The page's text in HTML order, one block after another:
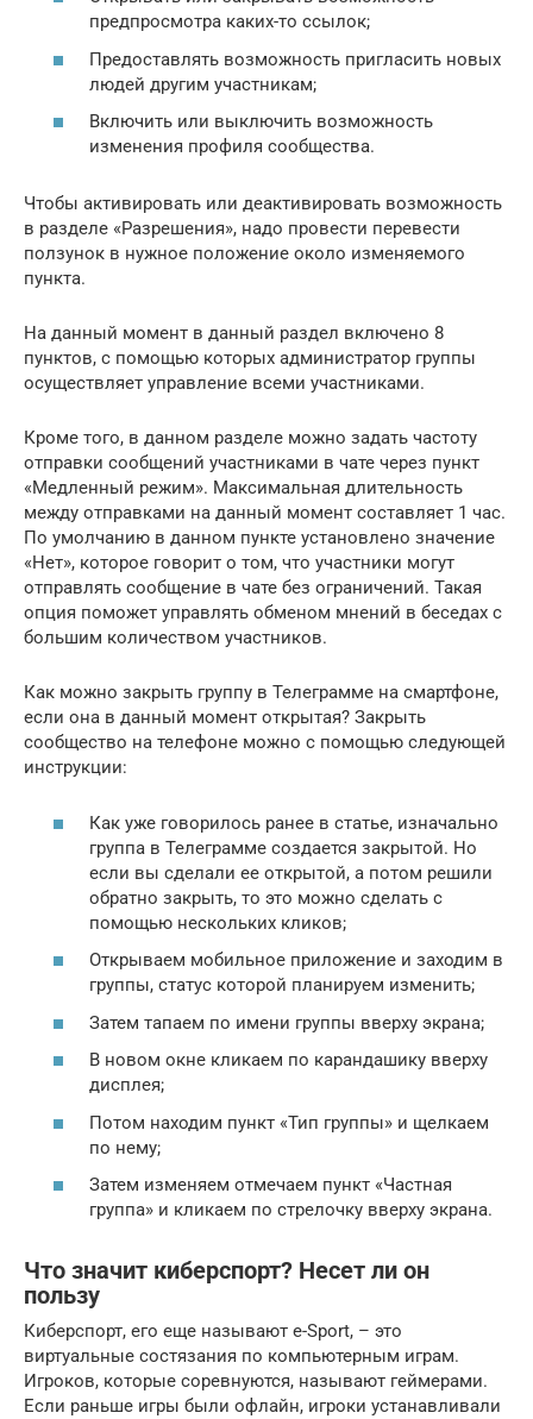
предпросмотра каких-то ссылок;
Предоставлять возможность пригласить новых
людей другим участникам;
Включить или выключить возможность
изменения профиля сообщества.
Чтобы активировать или деактивировать возможность
в разделе «Разрешения», надо провести перевести
ползунок в нужное положение около изменяемого
пункта.
На данный момент в данный раздел включено 8
пунктов, с помощью которых администратор группы
осуществляет управление всеми участниками.
Кроме того, в данном разделе можно задать частоту
отправки сообщений участниками в чате через пункт
«Медленный режим». Максимальная длительность
между отправками на данный момент составляет 1 час.
По умолчанию в данном пункте установлено значение
«Нет», которое говорит о том, что участники могут
отправлять сообщение в чате без ограничений. Такая
опция поможет управлять обменом мнений в беседах с
большим количеством участников.
Как можно закрыть группу в Телеграмме на смартфоне,
если она в данный момент открытая? Закрыть
сообщество на телефоне можно с помощью следующей
инструкции:
Как уже говорилось ранее в статье, изначально
группа в Телеграмме создается закрытой. Но
если вы сделали ее открытой, а потом решили
обратно закрыть, то это можно сделать с
помощью нескольких кликов;
Открываем мобильное приложение и заходим в
группы, статус которой планируем изменить;
Затем тапаем по имени группы вверху экрана;
В новом окне кликаем по карандашику вверху
дисплея;
Потом находим пункт «Тип группы» и щелкаем
по нему;
Затем изменяем отмечаем пункт «Частная
группа» и кликаем по стрелочку вверху экрана.
Что значит киберспорт? Несет ли он
пользу
Киберспорт, его еще называют e-Sport, – это
виртуальные состязания по компьютерным играм.
Игроков, которые соревнуются, называют геймерами.
Если раньше игры были офлайн, игроки устанавливали